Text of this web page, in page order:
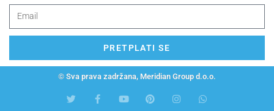
PRETPLATI SE
© Sva prava zadržana, Meridian Group d.o.o.